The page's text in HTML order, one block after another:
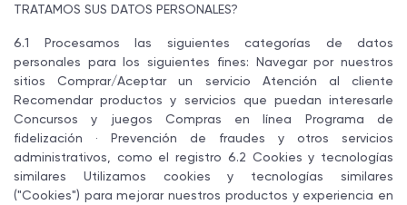
TRATAMOS SUS DATOS PERSONALES?
6.1 Procesamos las siguientes categorías de datos
personales para los siguientes fines: Navegar por nuestros
sitios Comprar/Aceptar un servicio Atención al cliente
Recomendar productos y servicios que puedan interesarle
Concursos y juegos Compras en línea Programa de
fidelización · Prevención de fraudes y otros servicios
administrativos, como el registro 6.2 Cookies y tecnologías
similares Utilizamos cookies y tecnologías similares
("Cookies") para mejorar nuestros productos y experiencia en